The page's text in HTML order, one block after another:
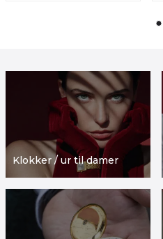
Klokker / ur til damer